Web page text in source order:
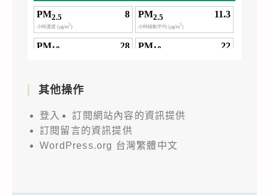
其他操作
登入
訂閱網站內容的資訊提供
訂閱留言的資訊提供
WordPress.org 台灣繁體中文